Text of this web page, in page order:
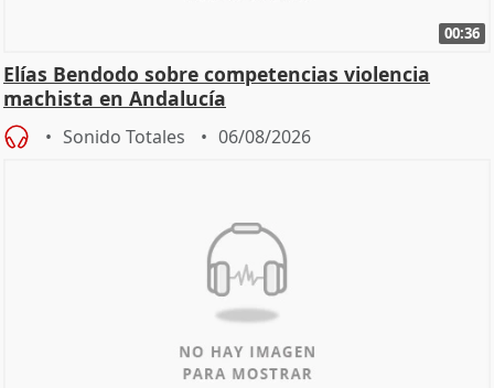
00:36
Elías Bendodo sobre competencias violencia
machista en Andalucía
Sonido Totales 06/08/2026